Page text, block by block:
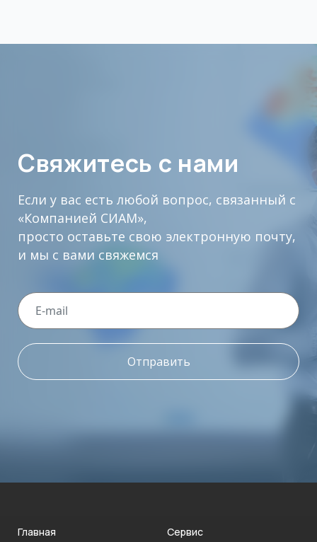
Свяжитесь с нами
Если у вас есть любой вопрос, связанный с
«Компанией СИАМ»,
просто оставьте свою электронную почту,
и мы с вами свяжемся
Отправить
Главная
Сервис